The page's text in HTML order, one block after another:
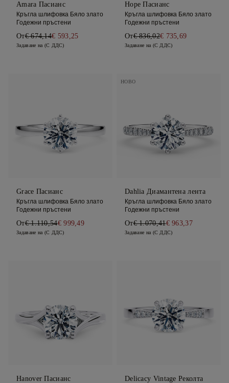
Amara Пасианс
Кръгла шлифовка Бяло злато
Годежни пръстени
От€ 674,14€ 593,25
Задаване на (С ДДС)
Hope Пасианс
Кръгла шлифовка Бяло злато
Годежни пръстени
От€ 836,02€ 735,69
Задаване на (С ДДС)
Grace Пасианс
Кръгла шлифовка Бяло злато
Годежни пръстени
От€ 1.110,54€ 999,49
Задаване на (С ДДС)
НОВО
Dahlia Диамантена лента
Кръгла шлифовка Бяло злато
Годежни пръстени
От€ 1.070,41€ 963,37
Задаване на (С ДДС)
Hanover Пасианс Delicacy Vintage Реколта